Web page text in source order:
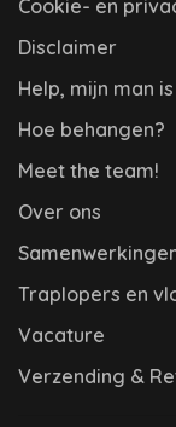
Cookie- en
Disclaimer
Help, mijn man
Hoe behangen?
Meet the team!
Over ons
Traplopers en
Vacature
Verzending &